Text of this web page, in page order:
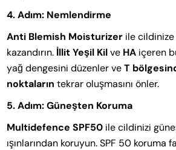
4. Adım: Nemlendirme
Anti Blemish Moisturizer ile
kazandırın. İllit Yeşil Kilve HA içeren
yağ dengesini düzenler veT
noktaların tekrar oluşmasını önler.
5. Adım: Güneşten Koruma
Multidefence SPF50 ile cildinizi
ışınlarından koruyun. SPF 50 koruma